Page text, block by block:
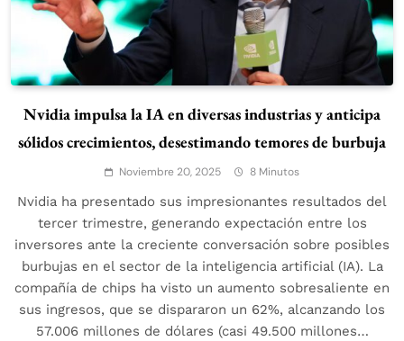
Nvidia impulsa la IA en diversas industrias y anticipa
sólidos crecimientos, desestimando temores de burbuja
Noviembre 20, 2025 8 Minutos
Nvidia ha presentado sus impresionantes resultados del
tercer trimestre, generando expectación entre los
inversores ante la creciente conversación sobre posibles
burbujas en el sector de la inteligencia artificial (IA). La
compañía de chips ha visto un aumento sobresaliente en
sus ingresos, que se dispararon un 62%, alcanzando los
57.006 millones de dólares (casi 49.500 millones…